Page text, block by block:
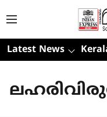
Latest News